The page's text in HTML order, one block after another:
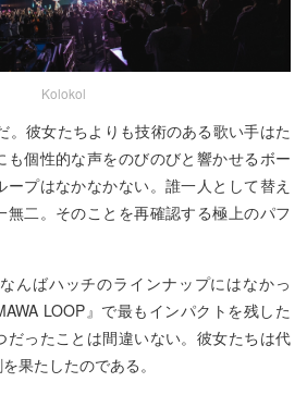
Kolokol
。彼女たちよりも技術のある歌い手はた
も個性的な声をのびのびと響かせるボー
プはなかなかない。誰一人として替え
無二。そのことを再確認する極上のパフ
んばハッチのラインナップにはなかっ
LOOP』で最もインパクトを残した
だったことは間違いない。彼女たちは代
果たしたのである。